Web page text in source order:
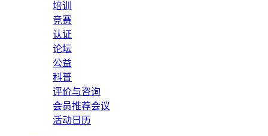
培训
竞赛
认证
论坛
公益
科普
评价与咨询
会员推荐会议
活动日历